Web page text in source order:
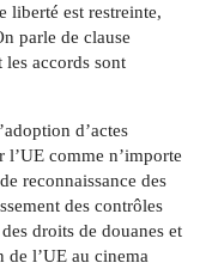
liberté est restreinte,
parle de clause
accords sont
d’actes
l’UE comme n’importe
reconnaissance des
des contrôles
droits de douanes et
l’UE au cinema